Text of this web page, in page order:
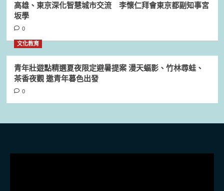
高雄、東京深化智慧城市交流 李懷仁拜會東京都副知事宮
坂學
0
文化教育
青年壯遊點精選夏夜限定避暑提案 漫天蝠影、竹林尋蛙、
茶香夜觀 邀青年暮色出發
0